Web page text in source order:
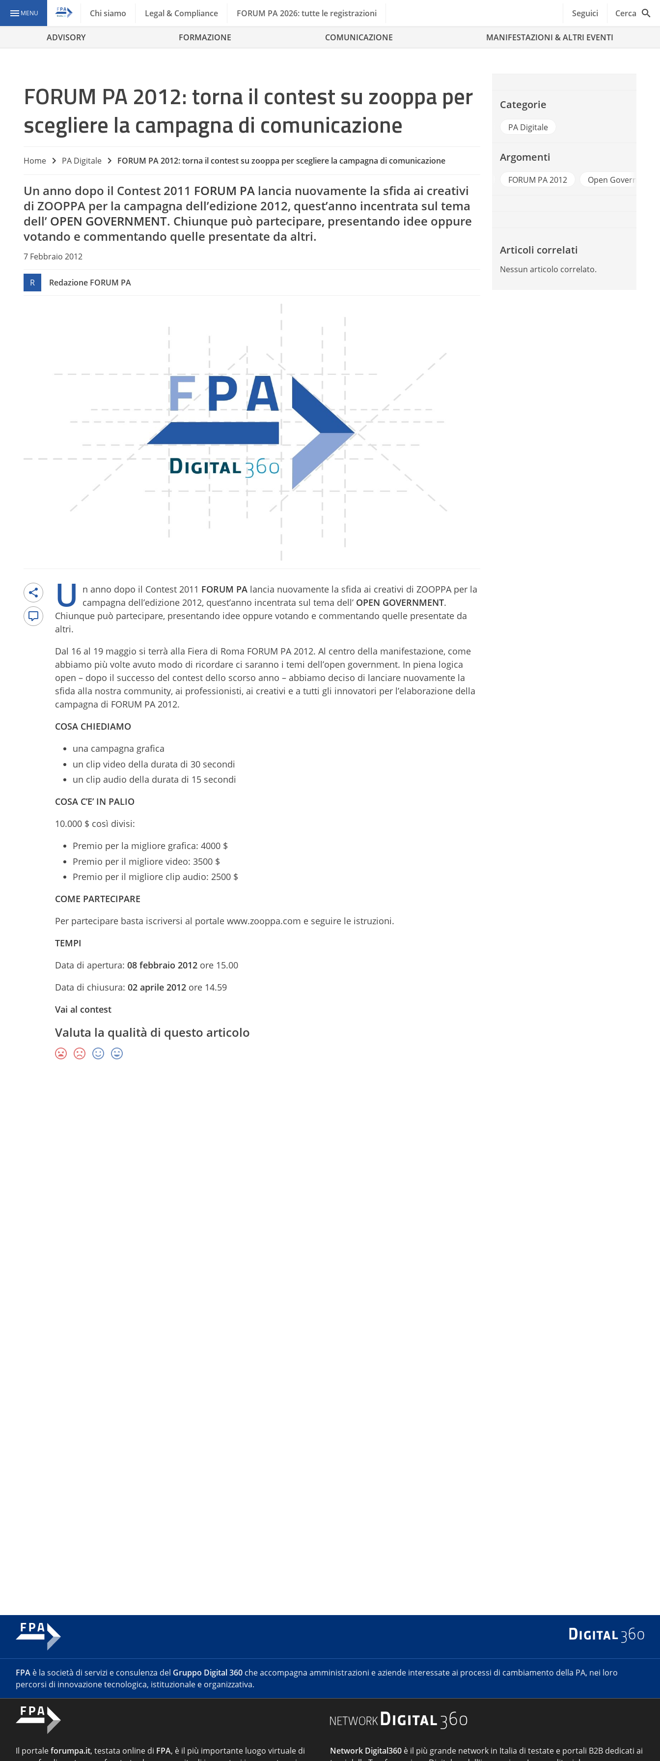
MENU Chi siamo Legal & Compliance FORUM PA 2026: tutte le registrazioni Seguici Cerca
ADVISORY FORMAZIONE COMUNICAZIONE MANIFESTAZIONI & ALTRI EVENTI
FORUM PA 2012: torna il contest su zooppa per
scegliere la campagna di comunicazione
Home PA Digitale FORUM PA 2012: torna il contest su zooppa per scegliere la campagna di comunicazione
Un anno dopo il Contest 2011 FORUM PA lancia nuovamente la sfida ai creativi
di ZOOPPA per la campagna dell’edizione 2012, quest’anno incentrata sul tema
dell’ OPEN GOVERNMENT. Chiunque può partecipare, presentando idee oppure
votando e commentando quelle presentate da altri.
7 Febbraio 2012
R Redazione FORUM PA
U n anno dopo il Contest 2011 FORUM PA lancia nuovamente la sfida ai creativi di ZOOPPA per la
campagna dell’edizione 2012, quest’anno incentrata sul tema dell’ OPEN GOVERNMENT.
Chiunque può partecipare, presentando idee oppure votando e commentando quelle presentate da
altri.
Dal 16 al 19 maggio si terrà alla Fiera di Roma FORUM PA 2012. Al centro della manifestazione, come
abbiamo più volte avuto modo di ricordare ci saranno i temi dell’open government. In piena logica
open – dopo il successo del contest dello scorso anno – abbiamo deciso di lanciare nuovamente la
sfida alla nostra community, ai professionisti, ai creativi e a tutti gli innovatori per l’elaborazione della
campagna di FORUM PA 2012.
COSA CHIEDIAMO
una campagna grafica
un clip video della durata di 30 secondi
un clip audio della durata di 15 secondi
COSA C’E’ IN PALIO
10.000 $ così divisi:
Premio per la migliore grafica: 4000 $
Premio per il migliore video: 3500 $
Premio per il migliore clip audio: 2500 $
COME PARTECIPARE
Per partecipare basta iscriversi al portale www.zooppa.com e seguire le istruzioni.
TEMPI
Data di apertura: 08 febbraio 2012 ore 15.00
Data di chiusura: 02 aprile 2012 ore 14.59
Vai al contest
Valuta la qualità di questo articolo
Categorie
PA Digitale
Argomenti
FORUM PA 2012 Open Government
Articoli correlati
Nessun articolo correlato.
FPA è la società di servizi e consulenza del Gruppo Digital 360 che accompagna amministrazioni e aziende interessate ai processi di cambiamento della PA, nei loro
percorsi di innovazione tecnologica, istituzionale e organizzativa.
Il portaleforumpa.it, testata online di FPA, è il più importante luogo virtuale di
Network Digital360 è il più grande network in Italia di testate e portali B2B dedicati ai